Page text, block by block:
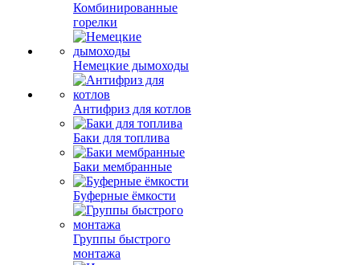
Комбинированные
горелки
Немецкие дымоходы
Антифриз для котлов
Баки для топлива
Баки мембранные
Буферные ёмкости
Группы быстрого
монтажа